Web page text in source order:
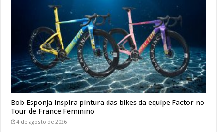
Bob Esponja inspira pintura das bikes da equipe Factor no
Tour de France Feminino
4 de agosto de 2026